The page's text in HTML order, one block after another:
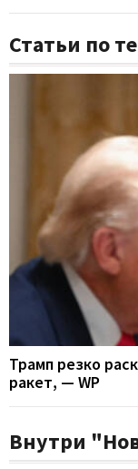
Статьи по
Трамп резко
ракет, — WP
Внутри